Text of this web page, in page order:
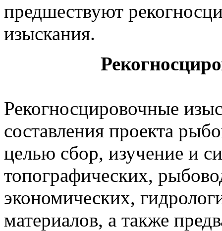
предшествуют
изыскания.
Рекогносцировочные
составления проекта
целью сбор, изучение и
топографических,
экономических,
материалов, а также